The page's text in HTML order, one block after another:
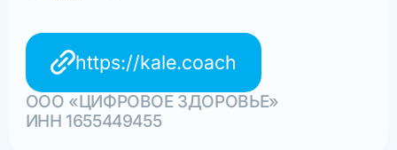
https://kale.coach
ООО «ЦИФРОВОЕ ЗДОРОВЬЕ»
ИНН 1655449455